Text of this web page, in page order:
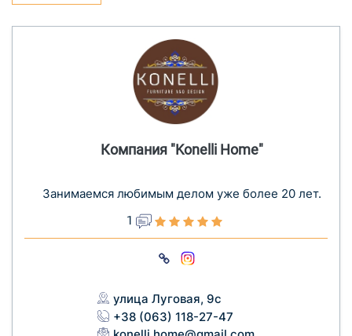
Компания "Konelli Home"
Занимаемся любимым делом уже более 20 лет.
1
улица Луговая, 9с
+38 (063) 118-27-47